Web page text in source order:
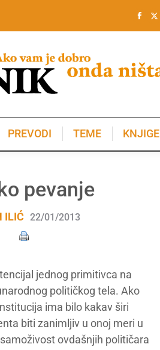
PREVODI TEME KNJIGE
pevanje
ILIĆ 22/01/2013
jednog primitivca na
političkog tela. Ako
ima bilo kakav širi
biti zanimljiv u onoj meri u
ovdašnjih političara
KNJIGE